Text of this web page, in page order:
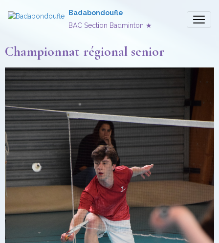
Badabondoufle
BAC Section Badminton ★
Championnat régional senior